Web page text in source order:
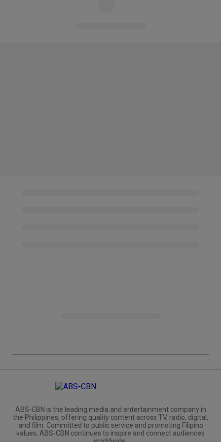
ABS-CBN is the leading media and entertainment company in
the Philippines, offering quality content across TV, radio, digital,
and film. Committed to public service and promoting Filipino
values, ABS-CBN continues to inspire and connect audiences